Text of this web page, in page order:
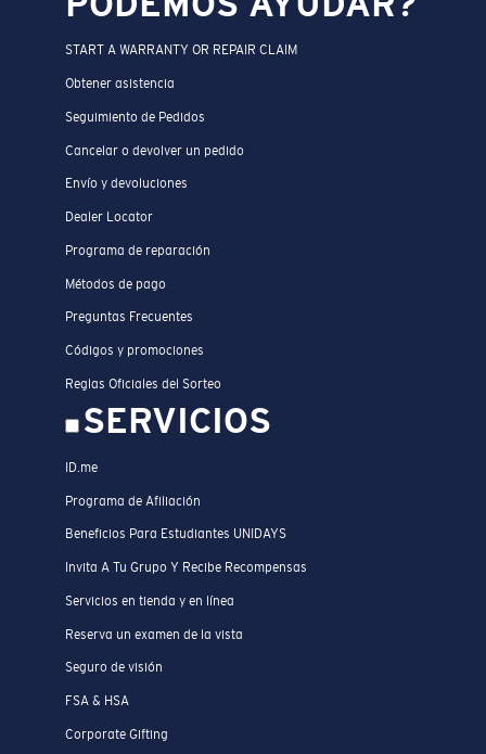
START A WARRANTY OR REPAIR CLAIM
Obtener asistencia
Seguimiento de Pedidos
Cancelar o devolver un pedido
Envío y devoluciones
Dealer Locator
Programa de reparación
Métodos de pago
Preguntas Frecuentes
Códigos y promociones
Reglas Oficiales del Sorteo
SERVICIOS
ID.me
Programa de Afiliación
Beneficios Para Estudiantes UNIDAYS
Invita A Tu Grupo Y Recibe Recompensas
Servicios en tienda y en línea
Reserva un examen de la vista
Seguro de visión
FSA & HSA
Corporate Gifting